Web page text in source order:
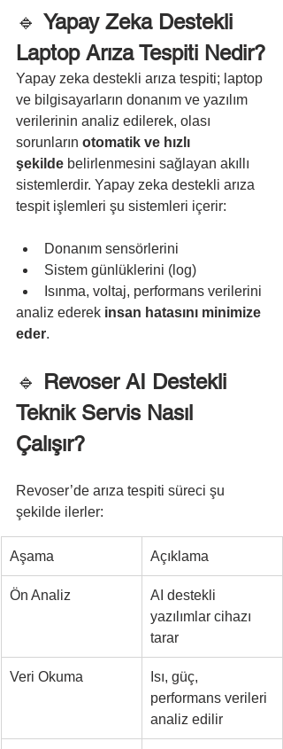
🔹 Yapay Zeka Destekli
Laptop Arıza Tespiti Nedir?
Yapay zeka destekli arıza tespiti; laptop
ve bilgisayarların donanım ve yazılım
verilerinin analiz edilerek, olası
sorunların otomatik ve hızlı
şekilde belirlenmesini sağlayan akıllı
sistemlerdir. Yapay zeka destekli arıza
tespit işlemleri şu sistemleri içerir:
Donanım sensörlerini
Sistem günlüklerini (log)
Isınma, voltaj, performans verilerini
analiz ederek insan hatasını minimize
eder.
🔹 Revoser AI Destekli
Teknik Servis Nasıl
Çalışır?
Revoser’de arıza tespiti süreci şu
şekilde ilerler:
Aşama Açıklama
Ön Analiz
AI destekli
yazılımlar cihazı
tarar
Veri Okuma
Isı, güç,
performans verileri
analiz edilir